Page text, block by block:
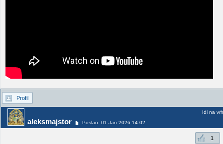
Profil
aleksmajstor Poslao: 01 Jan 2026 14:02
Idi na vrh
1